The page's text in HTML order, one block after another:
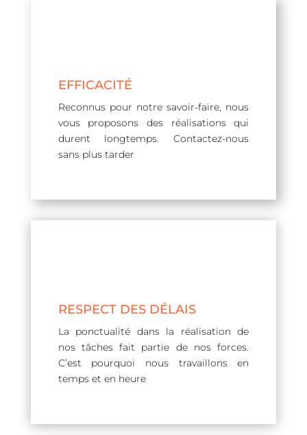
EFFICACITÉ
Reconnus pour notre savoir-faire, nous
vous proposons des réalisations qui
durent longtemps. Contactez-nous
sans plus tarder
RESPECT DES DÉLAIS
La ponctualité dans la réalisation de
nos tâches fait partie de nos forces.
C’est pourquoi nous travaillons en
temps et en heure